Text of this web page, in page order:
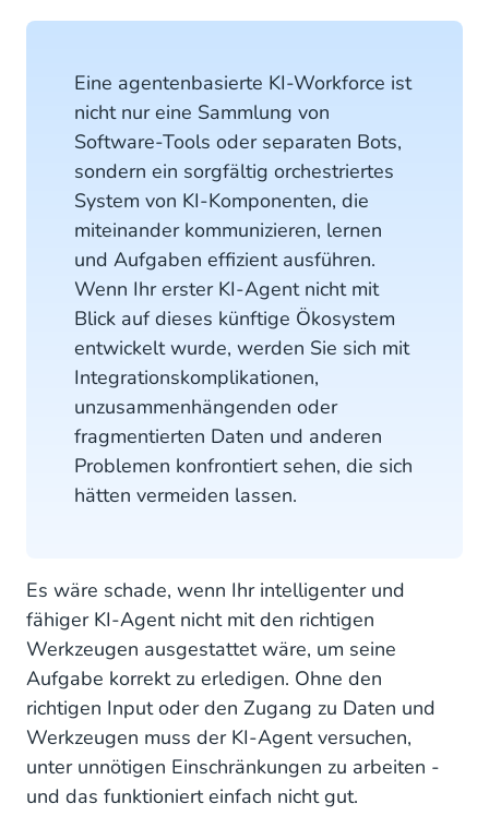
Eine agentenbasierte KI-Workforce ist
nicht nur eine Sammlung von
Software-Tools oder separaten Bots,
sondern ein sorgfältig orchestriertes
System von KI-Komponenten, die
miteinander kommunizieren, lernen
und Aufgaben effizient ausführen.
Wenn Ihr erster KI-Agent nicht mit
Blick auf dieses künftige Ökosystem
entwickelt wurde, werden Sie sich mit
Integrationskomplikationen,
unzusammenhängenden oder
fragmentierten Daten und anderen
Problemen konfrontiert sehen, die sich
hätten vermeiden lassen.
Es wäre schade, wenn Ihr intelligenter und
fähiger KI-Agent nicht mit den richtigen
Werkzeugen ausgestattet wäre, um seine
Aufgabe korrekt zu erledigen. Ohne den
richtigen Input oder den Zugang zu Daten und
Werkzeugen muss der KI-Agent versuchen,
unter unnötigen Einschränkungen zu arbeiten -
und das funktioniert einfach nicht gut.